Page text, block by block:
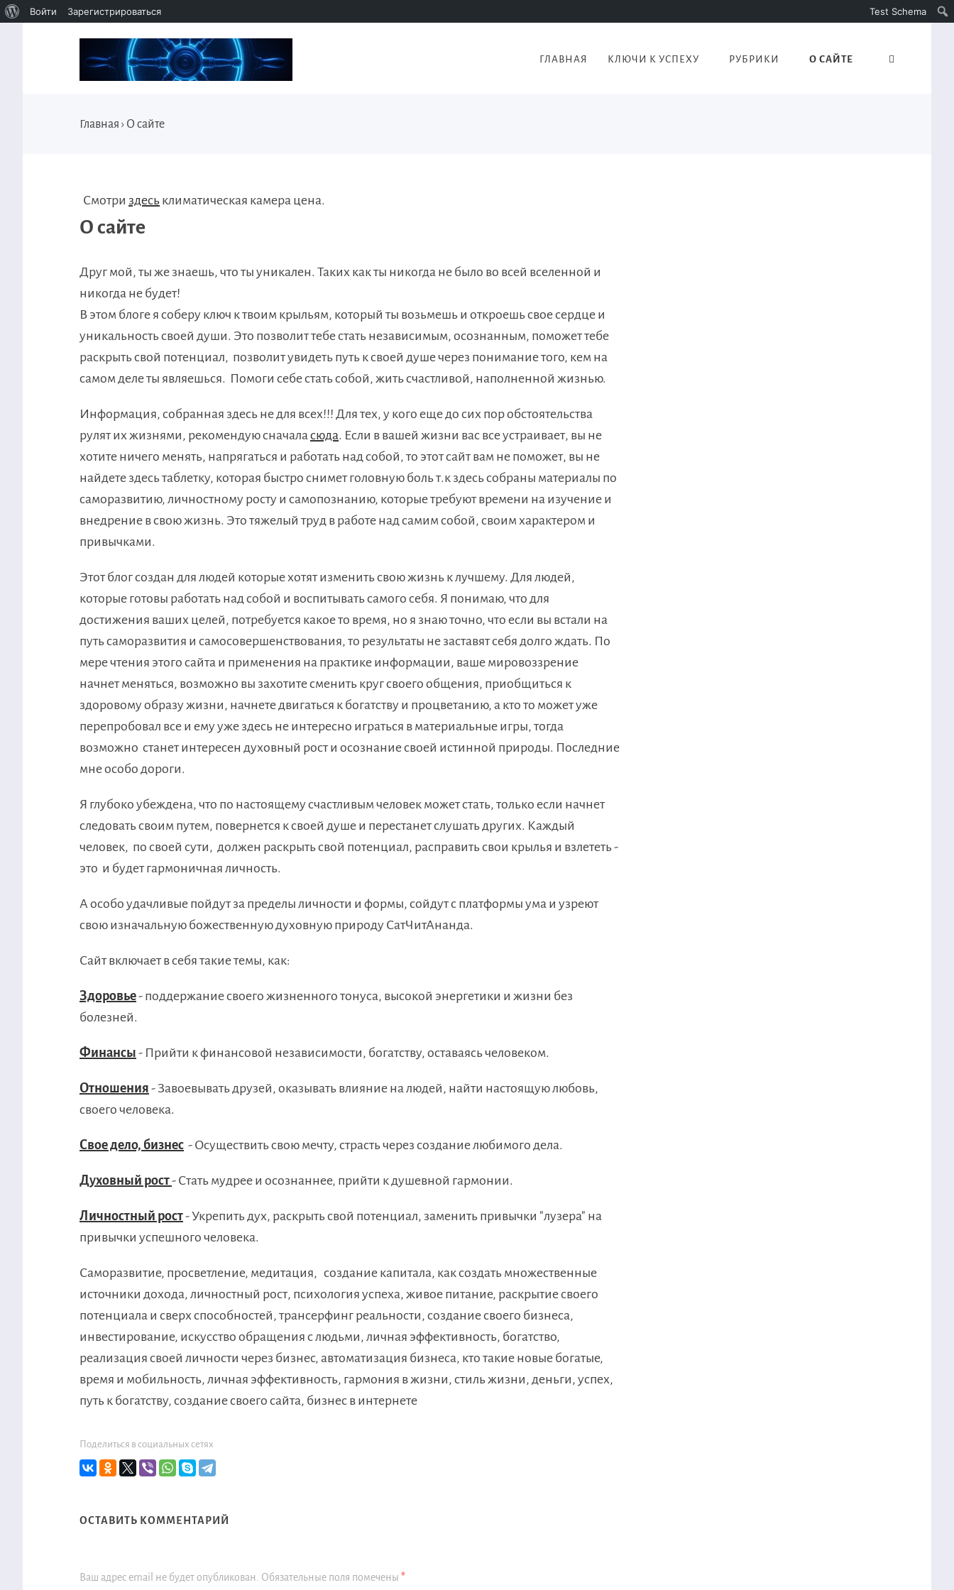
ГЛАВНАЯ КЛЮЧИ К УСПЕХУ РУБРИКИ О САЙТЕ
Главная › О сайте
Смотри здесь климатическая камера цена.
О сайте
Друг мой, ты же знаешь, что ты уникален. Таких как ты никогда не было во всей вселенной и
никогда не будет!
В этом блоге я соберу ключ к твоим крыльям, который ты возьмешь и откроешь свое сердце и
уникальность своей души. Это позволит тебе стать независимым, осознанным, поможет тебе
раскрыть свой потенциал, позволит увидеть путь к своей душе через понимание того, кем на
самом деле ты являешься. Помоги себе стать собой, жить счастливой, наполненной жизнью.
Информация, собранная здесь не для всех!!! Для тех, у кого еще до сих пор обстоятельства
рулят их жизнями, рекомендую сначаласюда. Если в вашей жизни вас все устраивает, вы не
хотите ничего менять, напрягаться и работать над собой, то этот сайт вам не поможет, вы не
найдете здесь таблетку, которая быстро снимет головную боль т.к здесь собраны материалы по
саморазвитию, личностному росту и самопознанию, которые требуют времени на изучение и
внедрение в свою жизнь. Это тяжелый труд в работе над самим собой, своим характером и
привычками.
Этот блог создан для людей которые хотят изменить свою жизнь к лучшему. Для людей,
которые готовы работать над собой и воспитывать самого себя. Я понимаю, что для
достижения ваших целей, потребуется какое то время, но я знаю точно, что если вы встали на
путь саморазвития и самосовершенствования, то результаты не заставят себя долго ждать. По
мере чтения этого сайта и применения на практике информации, ваше мировоззрение
начнет меняться, возможно вы захотите сменить круг своего общения, приобщиться к
здоровому образу жизни, начнете двигаться к богатству и процветанию, а кто то может уже
перепробовал все и ему уже здесь не интересно играться в материальные игры, тогда
возможно станет интересен духовный рост и осознание своей истинной природы. Последние
мне особо дороги.
Я глубоко убеждена, что по настоящему счастливым человек может стать, только если начнет
следовать своим путем, повернется к своей душе и перестанет слушать других. Каждый
человек, по своей сути, должен раскрыть свой потенциал, расправить свои крылья и взлететь -
это и будет гармоничная личность.
А особо удачливые пойдут за пределы личности и формы, сойдут с платформы ума и узреют
свою изначальную божественную духовную природу СатЧитАнанда.
Сайт включает в себя такие темы, как:
Здоровье- поддержание своего жизненного тонуса, высокой энергетики и жизни без
болезней.
Финансы - Прийти к финансовой независимости, богатству, оставаясь человеком.
Отношения - Завоевывать друзей, оказывать влияние на людей, найти настоящую любовь,
своего человека.
Свое дело, бизнес - Осуществить свою мечту, страсть через создание любимого дела.
Духовный рост- Стать мудрее и осознаннее, прийти к душевной гармонии.
Личностный рост- Укрепить дух, раскрыть свой потенциал, заменить привычки "лузера" на
привычки успешного человека.
Саморазвитие, просветление, медитация, создание капитала, как создать множественные
источники дохода, личностный рост, психология успеха, живое питание, раскрытие своего
потенциала и сверх способностей, трансерфинг реальности, создание своего бизнеса,
инвестирование, искусство обращения с людьми, личная эффективность, богатство,
реализация своей личности через бизнес, автоматизация бизнеса, кто такие новые богатые,
время и мобильность, личная эффективность, гармония в жизни, стиль жизни, деньги, успех,
путь к богатству, создание своего сайта, бизнес в интернете
Поделиться в социальных сетях
ОСТАВИТЬ КОММЕНТАРИЙ
Ваш адрес email не будет опубликован. Обязательные поля помечены *
Войти Зарегистрироваться Test Schema